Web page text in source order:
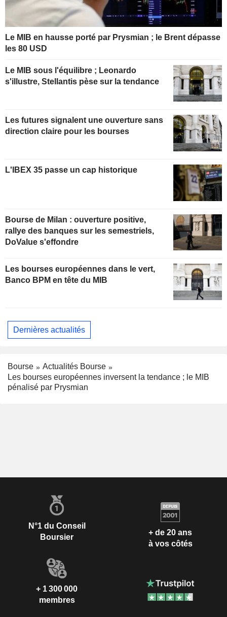
Le MIB en hausse porté par Prysmian ; le Brent dépasse
les 80 USD
Le MIB sous l'équilibre ; Leonardo
s'illustre, Stellantis pèse sur la tendance
Les futures signalent une ouverture sans
direction claire pour les bourses
L'IBEX 35 passe un cap historique
Bourse de Milan : ouverture positive,
rallye des banques sur les semestriels,
DoValue s'effondre
Les bourses européennes dans le vert,
Banco BPM en tête du MIB
Dernières actualités
Bourse
Actualités Bourse
Les bourses européennes inversent la tendance ; le MIB
pénalisé par Prysmian
N°1 du Conseil
Boursier
+ de 20 ans
à vos côtés
+ 1 300 000
membres